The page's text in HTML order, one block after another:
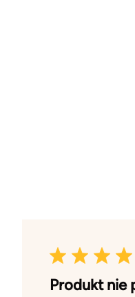
Produkt nie